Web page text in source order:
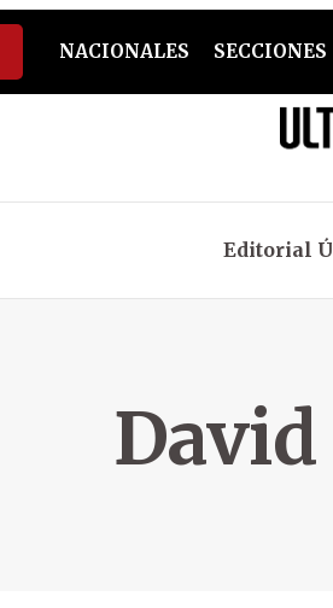
NACIONALES SECCIONES
Editorial